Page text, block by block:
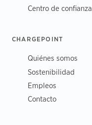
Centro de confianza
CHARGEPOINT
Quiénes somos
Sostenibilidad
Empleos
Contacto